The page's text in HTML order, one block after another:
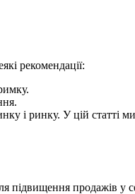
рекомендації:
і ринку. У цій статті
підвищення продажів у